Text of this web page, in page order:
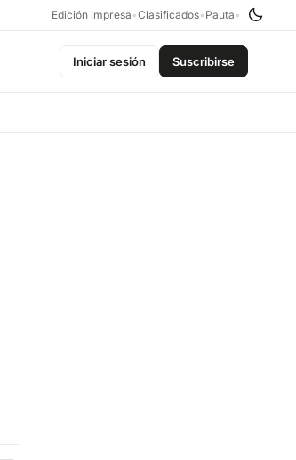
Edición impresa •Clasificados• Pauta •
Iniciar sesión Suscribirse